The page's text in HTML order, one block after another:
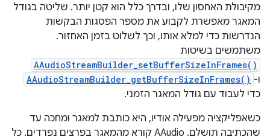
מקיבולת האחסון שלו, ובדרך כלל הוא קטן יותר. שליטה בגודל
המאגר מאפשרת לקבוע את מספר הפסגות הבקשות
הנדרשות כדי למלא אותו, וכך לשלוט בזמן האחזור.
משתמשים בשיטות
AAudioStreamBuilder_setBufferSizeInFrames()
ו- AAudioStreamBuilder_getBufferSizeInFrames()
כדי לעבוד עם גודל המאגר הזמני.
כשאפליקציה מפעילה אודיו, היא כותבת למאגר ומחכה עד
שהכתיבה תושלם. AAudio קורא מהמאגר בפרצים נפרדים. כל